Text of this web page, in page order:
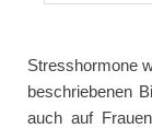
Stresshormone
beschriebenen
auch auf